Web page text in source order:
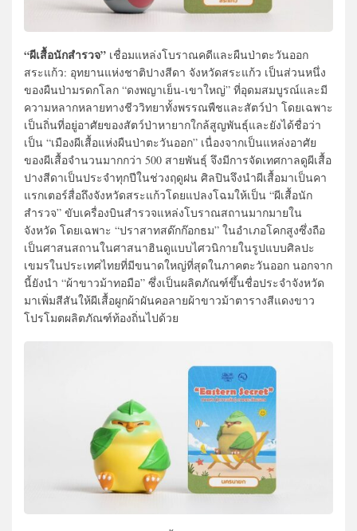
“ผีเสื้อนักสำรวจ” เชื่อมแหล่งโบราณคดีและผืนป่าตะวันออก
สระแก้ว: อุทยานแห่งชาติปางสีดา จังหวัดสระแก้ว เป็นส่วนหนึ่ง
ของผืนป่ามรดกโลก “ดงพญาเย็น-เขาใหญ่” ที่อุดมสมบูรณ์และมี
ความหลากหลายทางชีววิทยาทั้งพรรณพืชและสัตว์ป่า โดยเฉพาะ
เป็นถิ่นที่อยู่อาศัยของสัตว์ป่าหายากใกล้สูญพันธุ์และยังได้ชื่อว่า
เป็น “เมืองผีเสื้อแห่งผืนป่าตะวันออก” เนื่องจากเป็นแหล่งอาศัย
ของผีเสื้อจำนวนมากกว่า 500 สายพันธุ์ จึงมีการจัดเทศกาลดูผีเสื้อ
ปางสีดาเป็นประจำทุกปีในช่วงฤดูฝน ศิลปินจึงนำผีเสื้อมาเป็นคา
แรกเตอร์สื่อถึงจังหวัดสระแก้วโดยแปลงโฉมให้เป็น “ผีเสื้อนัก
สำรวจ” ขับเครื่องบินสำรวจแหล่งโบราณสถานมากมายใน
จังหวัด โดยเฉพาะ “ปราสาทสด๊กก๊อกธม” ในอำเภอโคกสูงซึ่งถือ
เป็นศาสนสถานในศาสนาฮินดูแบบไศวนิกายในรูปแบบศิลปะ
เขมรในประเทศไทยที่มีขนาดใหญ่ที่สุดในภาคตะวันออก นอกจาก
นี้ยังนำ “ผ้าขาวม้าทอมือ” ซึ่งเป็นผลิตภัณฑ์ขึ้นชื่อประจำจังหวัด
มาเพิ่มสีสันให้ผีเสื้อผูกผ้าผันคอลายผ้าขาวม้าตารางสีแดงขาว
โปรโมตผลิตภัณฑ์ท้องถิ่นไปด้วย